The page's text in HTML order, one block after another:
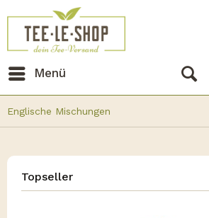
Menü
Englische Mischungen
Topseller